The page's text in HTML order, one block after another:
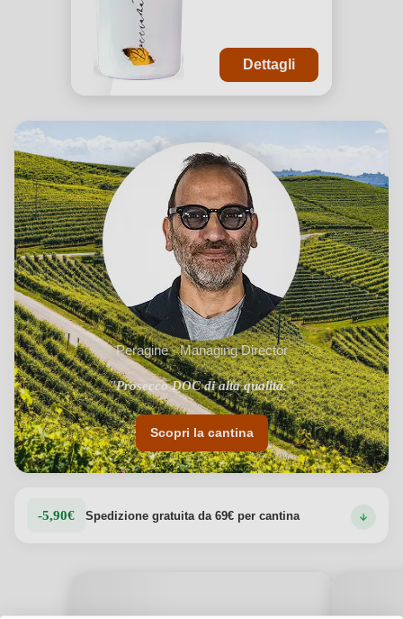
Dettagli
Peragine · Managing Director
"Prosecco DOC di alta qualità."
"Design unico e ben curato."
Scopri la cantina
-5,90€ Spedizione gratuita da 69€ per cantina